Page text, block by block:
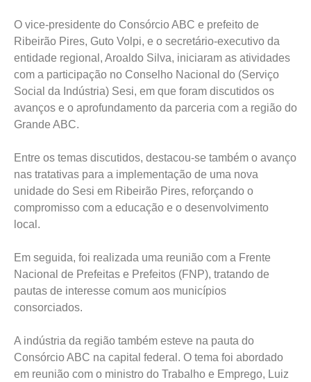
O vice-presidente do Consórcio ABC e prefeito de
Ribeirão Pires, Guto Volpi, e o secretário-executivo da
entidade regional, Aroaldo Silva, iniciaram as atividades
com a participação no Conselho Nacional do (Serviço
Social da Indústria) Sesi, em que foram discutidos os
avanços e o aprofundamento da parceria com a região do
Grande ABC.
Entre os temas discutidos, destacou-se também o avanço
nas tratativas para a implementação de uma nova
unidade do Sesi em Ribeirão Pires, reforçando o
compromisso com a educação e o desenvolvimento
local.
Em seguida, foi realizada uma reunião com a Frente
Nacional de Prefeitas e Prefeitos (FNP), tratando de
pautas de interesse comum aos municípios
consorciados.
A indústria da região também esteve na pauta do
Consórcio ABC na capital federal. O tema foi abordado
em reunião com o ministro do Trabalho e Emprego, Luiz